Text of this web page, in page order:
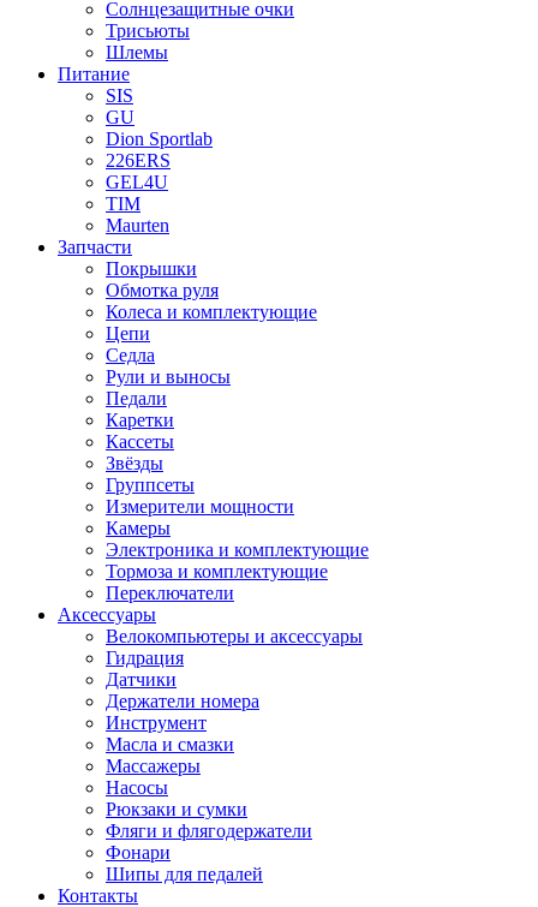
Солнцезащитные очки
Трисьюты
Шлемы
Питание
SIS
GU
Dion Sportlab
226ERS
GEL4U
TIM
Maurten
Запчасти
Покрышки
Обмотка руля
Колеса и комплектующие
Цепи
Седла
Рули и выносы
Педали
Каретки
Кассеты
Звёзды
Группсеты
Измерители мощности
Камеры
Электроника и комплектующие
Тормоза и комплектующие
Переключатели
Аксессуары
Велокомпьютеры и аксессуары
Гидрация
Датчики
Держатели номера
Инструмент
Масла и смазки
Массажеры
Насосы
Рюкзаки и сумки
Фляги и флягодержатели
Фонари
Шипы для педалей
Контакты